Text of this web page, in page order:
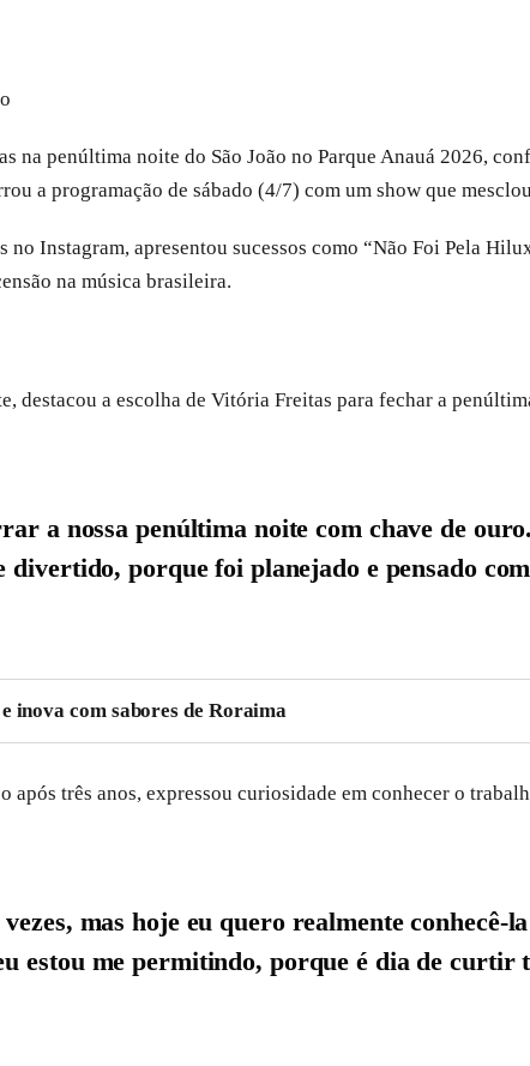
na penúltima noite do São João no Parque Anauá 2026,
a programação de sábado (4/7) com um show que
Instagram, apresentou sucessos como “Não Foi Pela
na música brasileira.
destacou a escolha de Vitória Freitas para fechar a
a nossa penúltima noite com chave de
divertido, porque foi planejado e pensado
inova com sabores de Roraima
três anos, expressou curiosidade em conhecer o
mas hoje eu quero realmente conhecê-
estou me permitindo, porque é dia de curtir